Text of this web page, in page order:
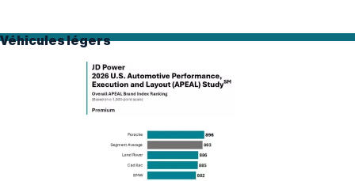
Véhicules légers